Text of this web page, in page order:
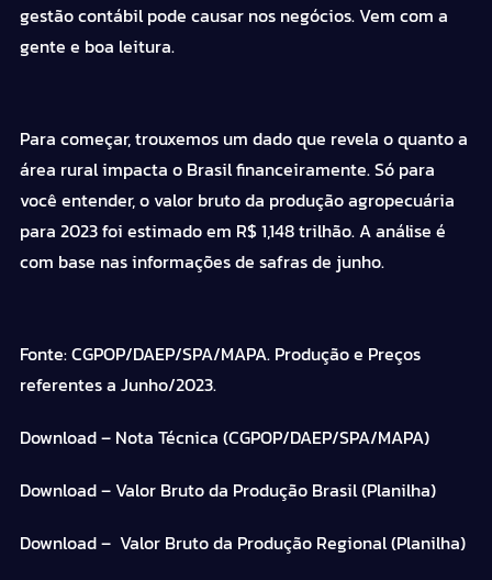
gestão contábil pode causar nos negócios. Vem com a
gente e boa leitura.
Para começar, trouxemos um dado que revela o quanto a
área rural impacta o Brasil financeiramente. Só para
você entender, o valor bruto da produção agropecuária
para 2023 foi estimado em R$ 1,148 trilhão. A análise é
com base nas informaçõesde safras de junho.
Fonte: CGPOP/DAEP/SPA/MAPA. Produção e Preços
referentes a Junho/2023.
Download– Nota Técnica (CGPOP/DAEP/SPA/MAPA)
Download– Valor Bruto da Produção Brasil (Planilha)
Download– Valor Bruto da Produção Regional (Planilha)